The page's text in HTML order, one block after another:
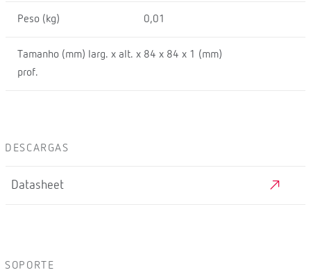
Peso (kg) 0,01
Tamanho (mm) larg. x alt. x
prof.
84 x 84 x 1 (mm)
DESCARGAS
Datasheet
SOPORTE